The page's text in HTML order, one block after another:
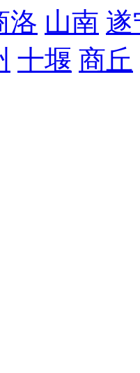
洛 山南 遂
十堰 商丘